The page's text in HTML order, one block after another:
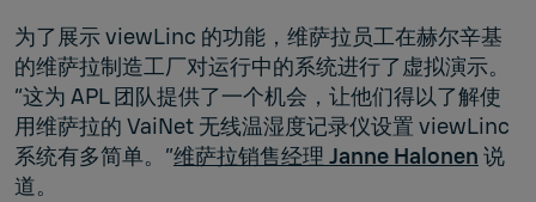
为了展示 viewLinc 的功能，维萨拉员工在赫尔辛基
的维萨拉制造工厂对运行中的系统进行了虚拟演示。
“这为 APL 团队提供了一个机会，让他们得以了解使
用维萨拉的 VaiNet 无线温湿度记录仪设置 viewLinc
系统有多简单。”维萨拉销售经理 Janne Halonen 说
道。